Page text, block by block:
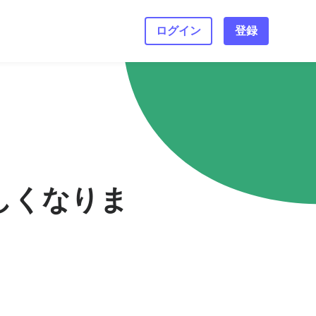
ログイン 登録
なりま